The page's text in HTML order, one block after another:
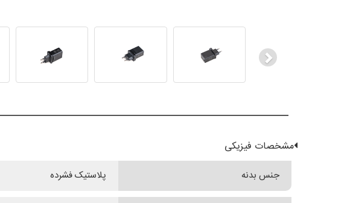
مشخصات فیزیکی
جنس بدنه پلاستیک فشرده